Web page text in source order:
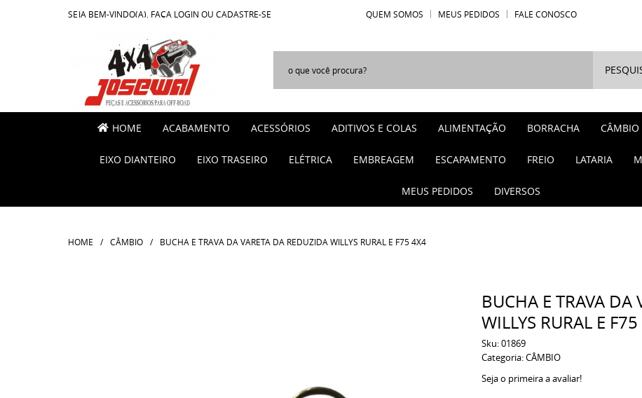
SEJA BEM-VINDO(A), FAÇA LOGIN OU CADASTRE-SE QUEM SOMOS MEUS PEDIDOS FALE CONOSCO
HOME ACABAMENTO ACESSÓRIOS ADITIVOS E COLAS ALIMENTAÇÃO BORRACHA CÂMBIO
EIXO DIANTEIRO EIXO TRASEIRO ELÉTRICA EMBREAGEM ESCAPAMENTO FREIO LATARIA
MEUS PEDIDOS DIVERSOS
HOME CÂMBIO BUCHA E TRAVA DA VARETA DA REDUZIDA WILLYS RURAL E F75 4X4
BUCHA E TRAVA DA
WILLYS RURAL E
Sku:01869
Categoria:CÂMBIO
Seja o primeira a avaliar!